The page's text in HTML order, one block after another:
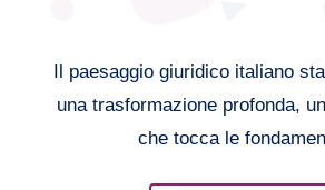
Il paesaggio giuridico italiano
una trasformazione profonda,
che tocca le